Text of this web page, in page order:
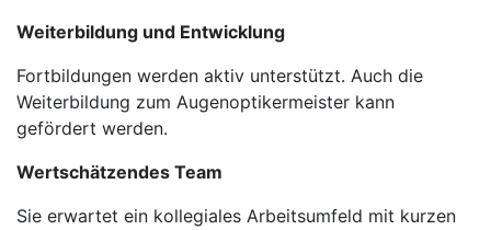
Weiterbildung und Entwicklung
Fortbildungen werden aktiv unterstützt. Auch die
Weiterbildung zum Augenoptikermeister kann
gefördert werden.
Wertschätzendes Team
Sie erwartet ein kollegiales Arbeitsumfeld mit kurzen